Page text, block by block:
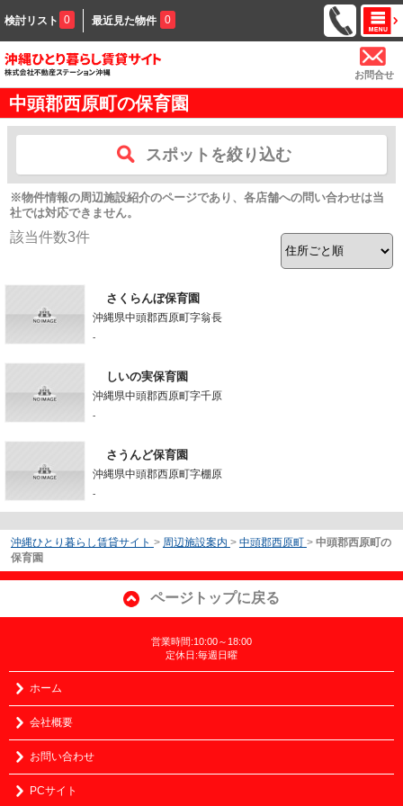
検討リスト 0 最近見た物件 0
お問合せ
中頭郡西原町の保育園
スポットを絞り込む
※物件情報の周辺施設紹介のページであり、各店舗への問い合わせは当
社では対応できません。
該当件数3件
さくらんぼ保育園
沖縄県中頭郡西原町字翁長
-
しいの実保育園
沖縄県中頭郡西原町字千原
-
さうんど保育園
沖縄県中頭郡西原町字棚原
-
沖縄ひとり暮らし賃貸サイト > 周辺施設案内 > 中頭郡西原町 > 中頭郡西原町の
保育園
ページトップに戻る
営業時間:10:00～18:00
定休日:毎週日曜
ホーム
会社概要
お問い合わせ
PCサイト